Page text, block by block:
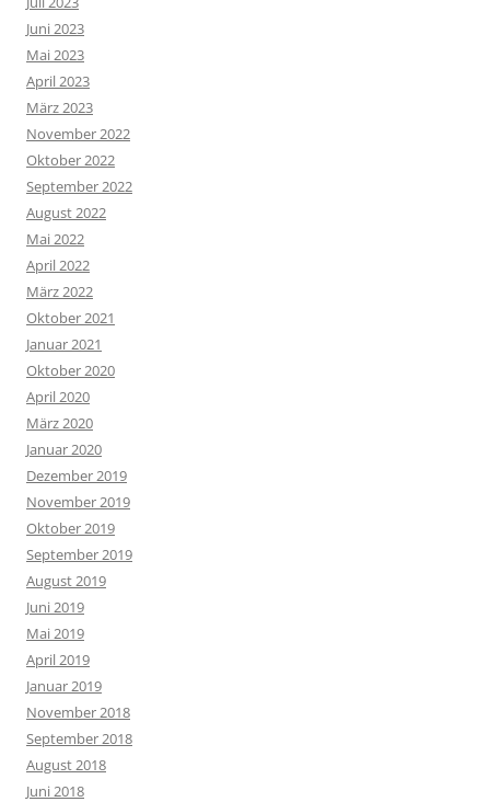
Juni 2023
Mai 2023
April 2023
März 2023
November 2022
Oktober 2022
September 2022
August 2022
Mai 2022
April 2022
März 2022
Oktober 2021
Januar 2021
Oktober 2020
April 2020
März 2020
Januar 2020
Dezember 2019
November 2019
Oktober 2019
September 2019
August 2019
Juni 2019
Mai 2019
April 2019
Januar 2019
November 2018
September 2018
August 2018
Juni 2018